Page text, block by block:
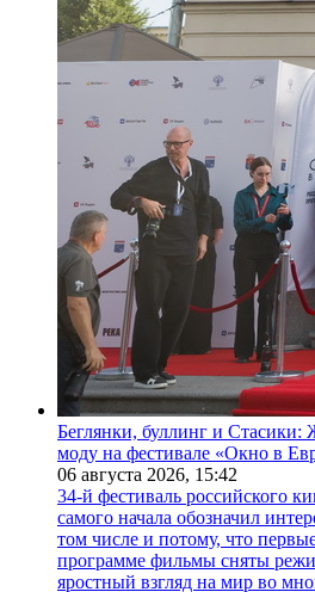
Беглянки, буллинг и Стасики:
моду на фестивале «Окно в
06 августа 2026, 15:42
34-й фестиваль российского
самого начала обозначил
том числе и потому, что
программе фильмы сняты
яростный взгляд на мир во